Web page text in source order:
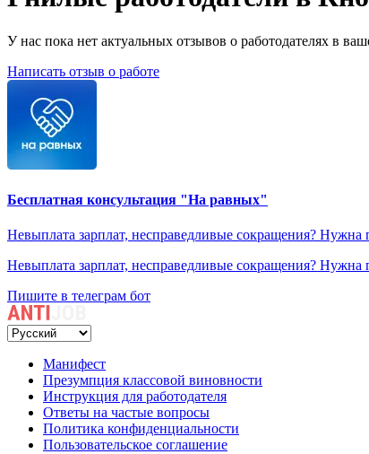
У нас пока нет актуальных отзывов о работодателях в
Написать отзыв о работе
Бесплатная консультация "На равных"
Невыплата зарплат, несправедливые сокращения? Нужна
Невыплата зарплат, несправедливые сокращения? Нужна
Пишите в телеграм бот
Манифест
Презумпция классовой виновности
Инструкция для работодателя
Ответы на частые вопросы
Политика конфиденциальности
Пользовательское соглашение